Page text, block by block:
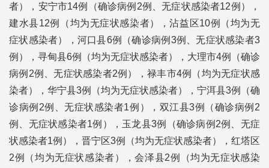
者），安宁市14例（确诊病例2例、无症状感染者12例），
建水县12例（均为无症状感染者），沾益区10例（均为无
症状感染者），河口县6例（确诊病例3例、无症状感染者3
例），寻甸县6例（均为无症状感染者），大理市4例（确诊
病例2例、无症状感染者2例），禄丰市4例（均为无症状感
染者），华宁县3例（均为无症状感染者），宁洱县3例（确
诊病例2例、无症状感染者1例），双江县3例（确诊病例2
例、无症状感染者1例），玉龙县3例（确诊病例2例、无症
状感染者1例），晋宁区3例（均为无症状感染者），红塔区
2例（均为无症状感染者），会泽县2例（均为无症状感染